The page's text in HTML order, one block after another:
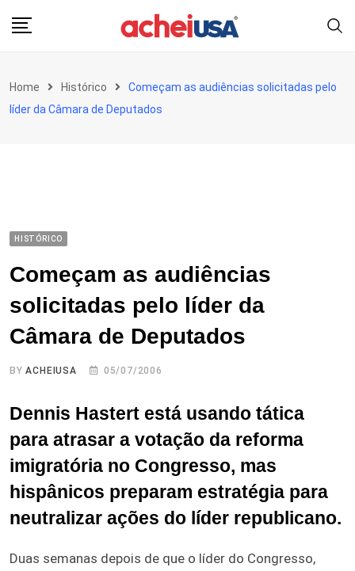
Home Histórico
Começam as audiências solicitadas pelo
líder da Câmara de Deputados
HISTÓRICO
Começam as audiências
solicitadas pelo líder da
Câmara de Deputados
BYACHEIUSA 05/07/2006
Dennis Hastert está usando tática
para atrasar a votação da reforma
imigratória no Congresso, mas
hispânicos preparam estratégia para
neutralizar ações do líder republicano.
Duas semanas depois de que o líder do Congresso,